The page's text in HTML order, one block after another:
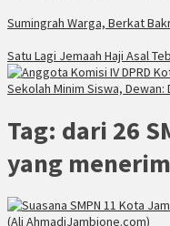
Sumingrah Warga, Berkat
Satu Lagi Jemaah Haji Asal
Sekolah Minim Siswa, Dewan:
Tag: dari 26
yang